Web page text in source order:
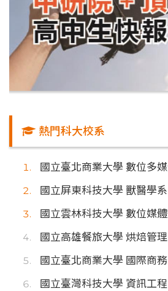
熱門科大校系
國立臺北商業大學 數位多
國立屏東科技大學 獸醫學系
國立雲林科技大學 數位媒
國立高雄餐旅大學 烘焙管
國立臺北商業大學 國際商
國立臺灣科技大學 資訊工